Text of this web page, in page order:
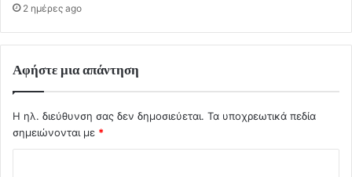
2 ημέρες ago
Αφήστε μια απάντηση
Η ηλ. διεύθυνση σας δεν δημοσιεύεται. Τα υποχρεωτικά πεδία
σημειώνονται με *